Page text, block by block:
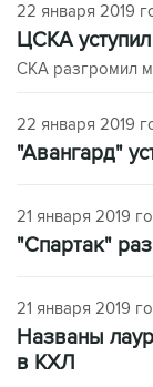
22 января 2019
ЦСКА
СКА разгромил
22 января 2019
"Авангард"
21 января 2019
"Спартак"
21 января 2019
Названы
в КХЛ